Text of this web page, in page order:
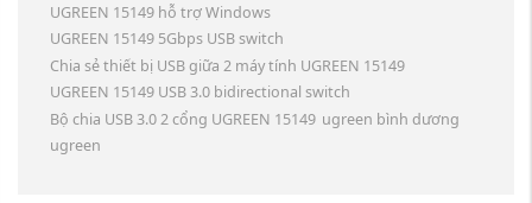
UGREEN 15149 hỗ trợ Windows
UGREEN 15149 5Gbps USB switch
Chia sẻ thiết bị USB giữa 2 máy tính UGREEN 15149
UGREEN 15149 USB 3.0 bidirectional switch
Bộ chia USB 3.0 2 cổng UGREEN 15149 ugreen bình dương
ugreen